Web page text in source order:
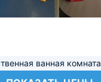
ванная комната